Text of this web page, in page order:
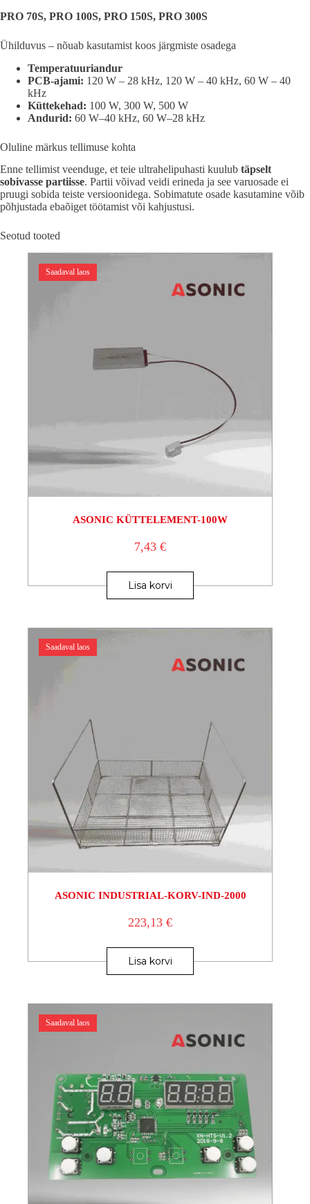
PRO 70S, PRO 100S, PRO 150S, PRO 300S
Ühilduvus – nõuab kasutamist koos järgmiste osadega
Temperatuuriandur
PCB-ajami: 120 W – 28 kHz, 120 W – 40 kHz, 60 W – 40
kHz
Küttekehad: 100 W, 300 W, 500 W
Andurid: 60 W–40 kHz, 60 W–28 kHz
Oluline märkus tellimuse kohta
Enne tellimist veenduge, et teie ultrahelipuhasti kuulub täpselt
sobivasse partiisse. Partii võivad veidi erineda ja see varuosade ei
pruugi sobida teiste versioonidega. Sobimatute osade kasutamine võib
põhjustada ebaõiget töötamist või kahjustusi.
Seotud tooted
Saadaval laos
ASONIC KÜTTELEMENT-100W
7,43€
Lisa korvi
Saadaval laos
ASONIC INDUSTRIAL-KORV-IND-2000
223,13€
Lisa korvi
Saadaval laos